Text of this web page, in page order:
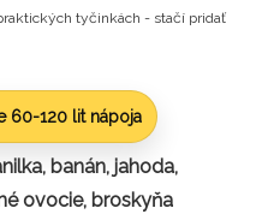
tyčinkách - stačí pridať
60-120 lit nápoja
banán, jahoda,
ovocie, broskyňa